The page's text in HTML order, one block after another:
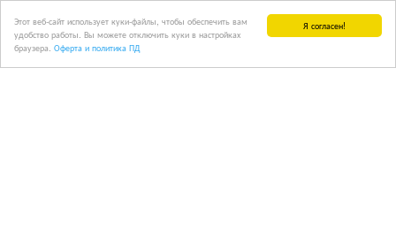
Я согласен!
Этот веб-сайт использует куки-файлы, чтобы обеспечить вам
удобство работы. Вы можете отключить куки в настройках
браузера. Оферта и политика ПД